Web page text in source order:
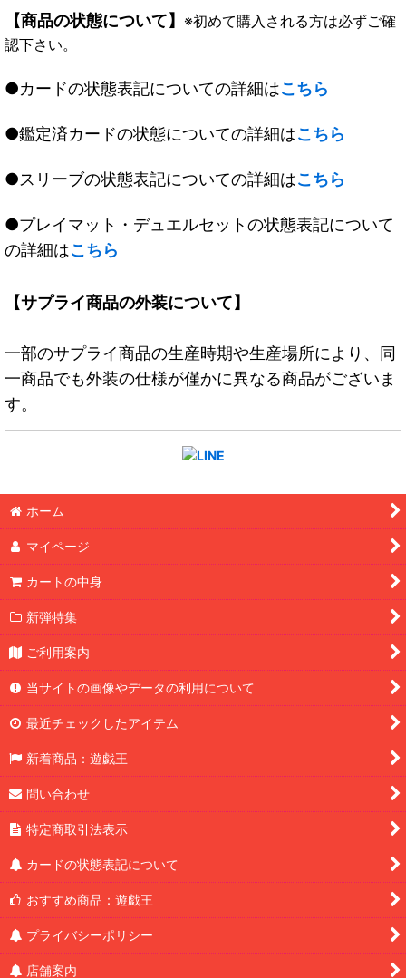
【商品の状態について】 ※初めて購入される方は必ずご確
認下さい。
●カードの状態表記についての詳細はこちら
●鑑定済カードの状態についての詳細はこちら
●スリーブの状態表記についての詳細はこちら
●プレイマット・デュエルセットの状態表記について
の詳細はこちら
【サプライ商品の外装について】
一部のサプライ商品の生産時期や生産場所により、同
一商品でも外装の仕様が僅かに異なる商品がございま
す。
ホーム
マイページ
カートの中身
新弾特集
ご利用案内
当サイトの画像やデータの利用について
最近チェックしたアイテム
新着商品：遊戯王
問い合わせ
特定商取引法表示
カードの状態表記について
おすすめ商品：遊戯王
プライバシーポリシー
店舗案内